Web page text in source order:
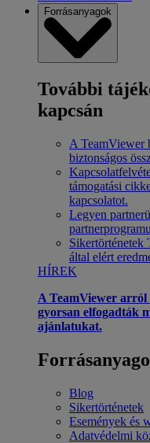
Forrásanyagok
További
kapcsán
A TeamViewer
biztonságos
támogatási
kapcsolatot.
Legyen
Sikertörténetek
által elért
HÍREK
A TeamViewer arról
gyorsan elfogadták
ajánlatukat.
Blog
Sikertörténetek
Események és
Adatvédelmi